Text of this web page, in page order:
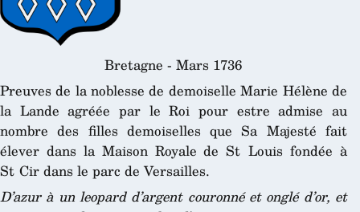
Bretagne - Mars 1736
Preuves de la noblesse de demoiselle Marie Hélène de
la Lande agréée par le Roi pour estre admise au
nombre des filles demoiselles que Sa Majesté fait
élever dans la Maison Royale de St Louis fondée à
St Cir dans le parc de Versailles.
D’azur à un leopard d’argent couronné et onglé d’or, et